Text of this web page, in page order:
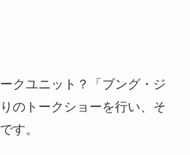
クユニット？「ブング・ジ
のトークショーを行い、そ
す。